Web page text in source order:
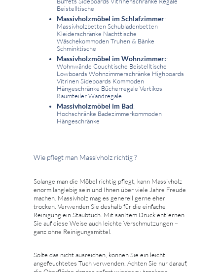
Beistelltische
Massivholzmöbel im Schlafzimmer:
Massivholzbetten Schubladenbetten
Kleiderschränke Nachttische
Wäschekommoden Truhen & Bänke
Schminktische
Massivholzmöbel im Wohnzimmer::
Wohnwände Couchtische Beistelltische
Lowboards Wohnzimmerschränke Highboards
Vitrinen Sideboards Kommoden
Hängeschränke Bücherregale Vertikos
Raumteiler Wandregale
Massivholzmöbel im Bad:
Hochschränke Badezimmerkommoden
Hängeschränke
Wie pflegt man Massivholz richtig ?
Solange man die Möbel richtig pflegt, kann Massivholz
enorm langlebig sein und Ihnen über viele Jahre Freude
machen. Massivholz mag es generell gerne eher
trocken. Verwenden Sie deshalb für die einfache
Reinigung ein Staubtuch. Mit sanftem Druck entfernen
Sie auf diese Weise auch leichte Verschmutzungen –
ganz ohne Reinigungsmittel.
Solte das nicht ausreichen, können Sie ein leicht
angefeuchtetes Tuch verwenden. Achten Sie nur darauf,